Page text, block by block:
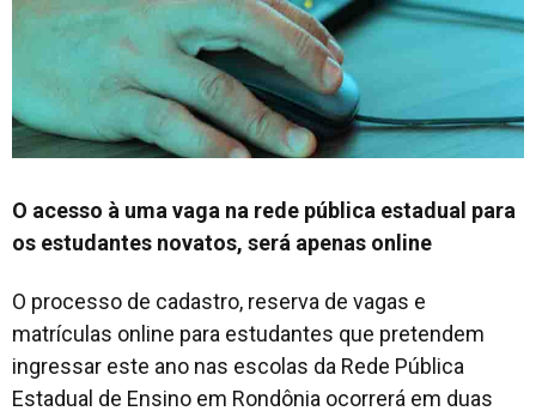
O acesso à uma vaga na rede pública estadual para
os estudantes novatos, será apenas online
O processo de cadastro, reserva de vagas e
matrículas online para estudantes que pretendem
ingressar este ano nas escolas da Rede Pública
Estadual de Ensino em Rondônia ocorrerá em duas